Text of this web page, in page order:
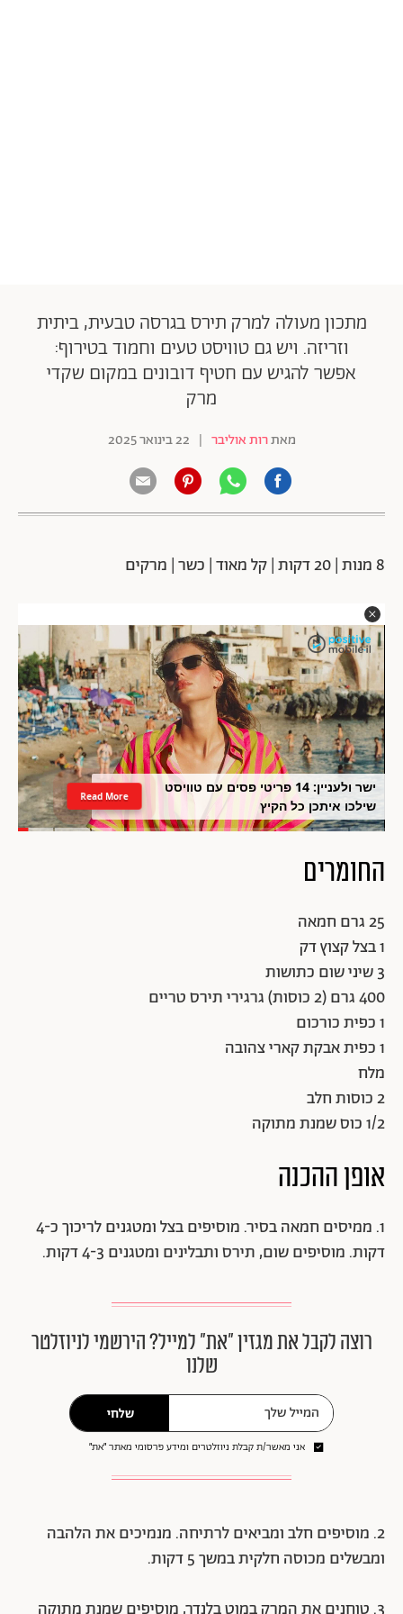
מתכון מעולה למרק תירס בגרסה טבעית, ביתית
וזריזה. ויש גם טוויסט טעים וחמוד בטירוף:
אפשר להגיש עם חטיף דובונים במקום שקדי
מרק
מאתרות אוליבר | 22 בינואר 2025
8 מנות | 20 דקות | קל מאוד | כשר | מרקים
ישר ולעניין: 14 פריטי פסים עם טוויסט
שילכו איתכן כל הקיץ
Read More
החומרים
25 גרם חמאה
1 בצל קצוץ דק
3 שיני שום כתושות
400 גרם (2 כוסות) גרגירי תירס טריים
1 כפית כורכום
1 כפית אבקת קארי צהובה
מלח
2 כוסות חלב
1/2 כוס שמנת מתוקה
אופן ההכנה
1. ממיסים חמאה בסיר. מוסיפים בצל ומטגנים לריכוך כ-4
דקות. מוסיפים שום, תירס ותבלינים ומטגנים 4-3 דקות.
רוצה לקבל את מגזין ״את״ למייל? הירשמי לניוזלטר
שלנו
שלחי
אני מאשר/ת קבלת ניוזלטרים ומידע פרסומי מאתר ״את״
2. מוסיפים חלב ומביאים לרתיחה. מנמיכים את הלהבה
ומבשלים מכוסה חלקית במשך 5 דקות.